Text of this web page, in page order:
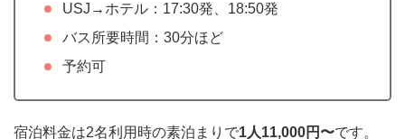
USJ→ホテル：17:30発、18:50発
バス所要時間：30分ほど
予約可
宿泊料金は2名利用時の素泊まりで1人11,000円〜です。